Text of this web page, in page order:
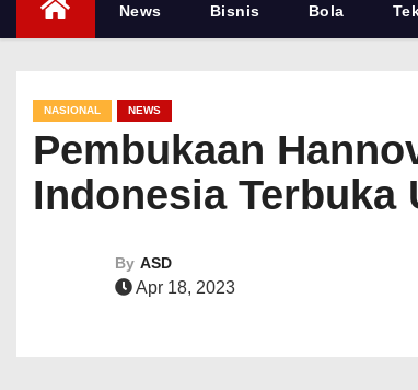
News Bisnis Bola
NASIONAL NEWS
Pembukaan
Indonesia Terbuka
By ASD
Apr 18, 2023